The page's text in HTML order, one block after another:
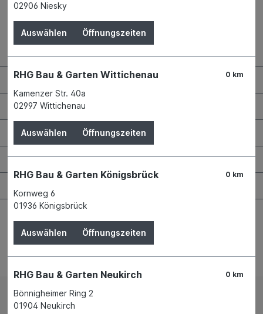
RHG Helfer
Wissenswertes
Maschinen & Werkzeuge
Bauen & Renovieren
Bestellung widerrufen
02906 Niesky
Auswählen Öffnungszeiten
0 km
RHG Bau & Garten Wittichenau
Kamenzer Str. 40a
02997 Wittichenau
Auswählen Öffnungszeiten
0 km
RHG Bau & Garten Königsbrück
Kornweg 6
01936 Königsbrück
Auswählen Öffnungszeiten
0 km
RHG Bau & Garten Neukirch
Bönnigheimer Ring 2
01904 Neukirch